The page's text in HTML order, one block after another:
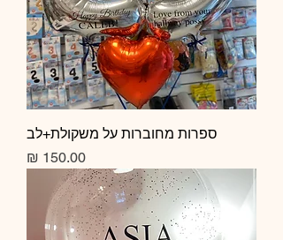
ספרות מחוברות על משקולת+לב
מחיר